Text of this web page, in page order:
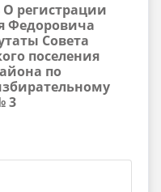
О регистрации
Федоровича
Совета
поселения
по
3